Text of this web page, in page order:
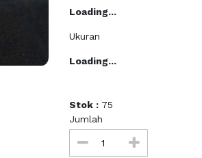
Loading...
Ukuran
Loading...
Stok : 75
Jumlah